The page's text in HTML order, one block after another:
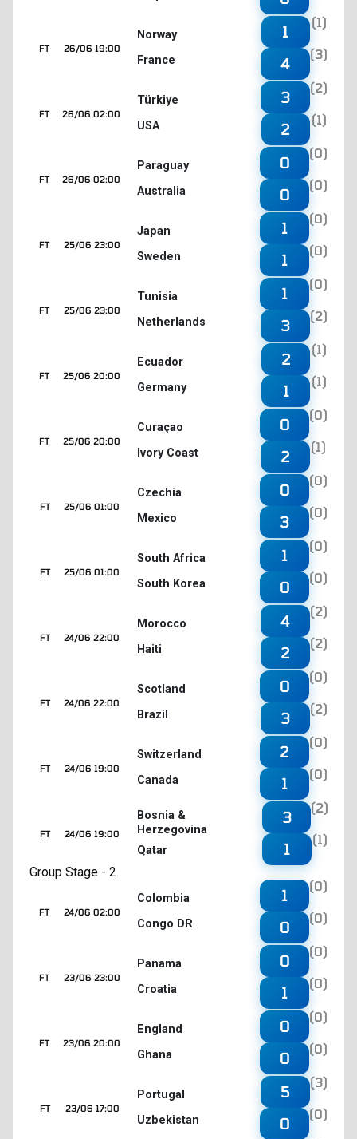
26/06 19:00
FT
Norway
France
1
(1)
4
(3)
26/06 02:00
FT
Türkiye
USA
3
(2)
2
(1)
26/06 02:00
FT
Paraguay
Australia
0
(0)
0
(0)
25/06 23:00
FT
Japan
Sweden
1
(0)
1
(0)
25/06 23:00
FT
Tunisia
Netherlands
1
(0)
3
(2)
25/06 20:00
FT
Ecuador
Germany
2
(1)
1
(1)
25/06 20:00
FT
Curaçao
Ivory Coast
0
(0)
2
(1)
25/06 01:00
FT
Czechia
Mexico
0
(0)
3
(0)
25/06 01:00
FT
South Africa
South Korea
1
(0)
0
(0)
24/06 22:00
FT
Morocco
Haiti
4
(2)
2
(2)
24/06 22:00
FT
Scotland
Brazil
0
(0)
3
(2)
24/06 19:00
FT
Switzerland
Canada
2
(0)
1
(0)
24/06 19:00
FT
Bosnia &
Herzegovina
Qatar
3
(2)
1
(1)
Group Stage - 2
24/06 02:00
FT
Colombia
Congo DR
1
(0)
0
(0)
23/06 23:00
FT
Panama
Croatia
0
(0)
1
(0)
23/06 20:00
FT
England
Ghana
0
(0)
0
(0)
23/06 17:00
FT
Portugal
Uzbekistan
5
(3)
0
(0)